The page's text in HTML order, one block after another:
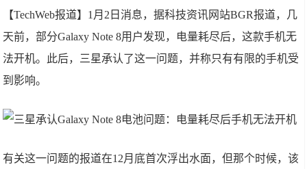
【TechWeb报道】1月2日消息，据科技资讯网站BGR报道，几
天前，部分Galaxy Note 8用户发现，电量耗尽后，这款手机无
法开机。此后，三星承认了这一问题，并称只有有限的手机受
到影响。
有关这一问题的报道在12月底首次浮出水面，但那个时候，该